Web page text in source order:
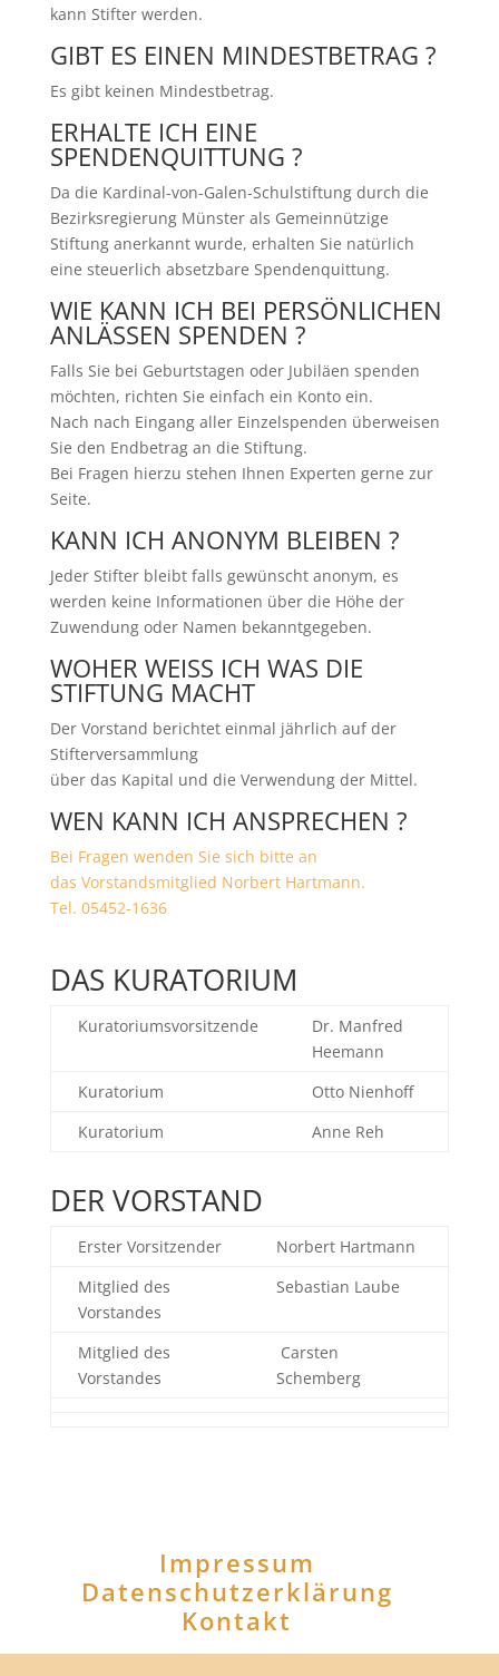
kann Stifter werden.
GIBT ES EINEN MINDESTBETRAG ?
Es gibt keinen Mindestbetrag.
ERHALTE ICH EINE
SPENDENQUITTUNG ?
Da die Kardinal-von-Galen-Schulstiftung durch die
Bezirksregierung Münster als Gemeinnützige
Stiftung anerkannt wurde, erhalten Sie natürlich
eine steuerlich absetzbare Spendenquittung.
WIE KANN ICH BEI PERSÖNLICHEN
ANLÄSSEN SPENDEN ?
Falls Sie bei Geburtstagen oder Jubiläen spenden
möchten, richten Sie einfach ein Konto ein.
Nach nach Eingang aller Einzelspenden überweisen
Sie den Endbetrag an die Stiftung.
Bei Fragen hierzu stehen Ihnen Experten gerne zur
Seite.
KANN ICH ANONYM BLEIBEN ?
Jeder Stifter bleibt falls gewünscht anonym, es
werden keine Informationen über die Höhe der
Zuwendung oder Namen bekanntgegeben.
WOHER WEISS ICH WAS DIE
STIFTUNG MACHT
Der Vorstand berichtet einmal jährlich auf der
Stifterversammlung
über das Kapital und die Verwendung der Mittel.
WEN KANN ICH ANSPRECHEN ?
Bei Fragen wenden Sie sich bitte an
das Vorstandsmitglied Norbert Hartmann.
Tel. 05452-1636
DAS KURATORIUM
Kuratoriumsvorsitzende
Dr. Manfred
Heemann
Kuratorium
Otto Nienhoff
Kuratorium
Anne Reh
DER VORSTAND
Erster Vorsitzender
Norbert Hartmann
Mitglied des
Vorstandes
Sebastian Laube
Mitglied des
Vorstandes
Carsten
Schemberg
Impressum
Datenschutzerklärung
Kontakt